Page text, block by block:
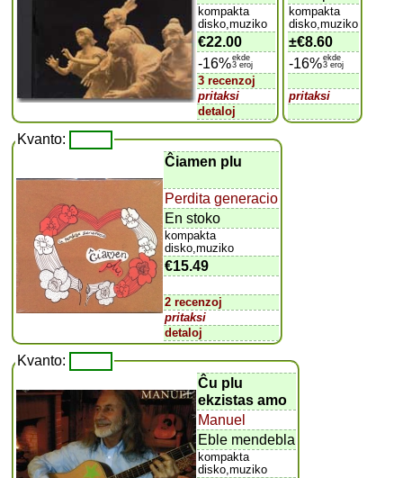
kompakta
disko,muziko
€22.00
-16%ekde
3 eroj
3 recenzoj
pritaksi
detaloj
kompakta
disko,muziko
±€8.60
-16%ekde
3 eroj
pritaksi
Kvanto:
Ĉiamen plu
Perdita generacio
En stoko
kompakta
disko,muziko
€15.49
2 recenzoj
pritaksi
detaloj
Kvanto:
Ĉu plu
ekzistas amo
Manuel
Eble mendebla
kompakta
disko,muziko